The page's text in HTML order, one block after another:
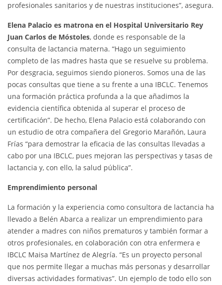
profesionales sanitarios y de nuestras instituciones”, asegura.
Elena Palacio es matrona en el Hospital Universitario Rey
Juan Carlos de Móstoles, donde es responsable de la
consulta de lactancia materna. “Hago un seguimiento
completo de las madres hasta que se resuelve su problema.
Por desgracia, seguimos siendo pioneros. Somos una de las
pocas consultas que tiene a su frente a una IBCLC. Tenemos
una formación práctica profunda a la que añadimos la
evidencia científica obtenida al superar el proceso de
certificación”. De hecho, Elena Palacio está colaborando con
un estudio de otra compañera del Gregorio Marañón, Laura
Frías “para demostrar la eficacia de las consultas llevadas a
cabo por una IBCLC, pues mejoran las perspectivas y tasas de
lactancia y, con ello, la salud pública”.
Emprendimiento personal
La formación y la experiencia como consultora de lactancia ha
llevado a Belén Abarca a realizar un emprendimiento para
atender a madres con niños prematuros y también formar a
otros profesionales, en colaboración con otra enfermera e
IBCLC Maisa Martínez de Alegría. “Es un proyecto personal
que nos permite llegar a muchas más personas y desarrollar
diversas actividades formativas”. Un ejemplo de todo ello son